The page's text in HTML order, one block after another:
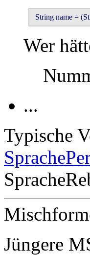
String name =
Wer
...
Typische
Jüngere